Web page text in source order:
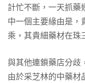
計忙不斷，一天抓藥
中一個主要緣由是，
乘，其貴細藥材在珠
與其他連鎖藥店分歧
由於采芝林的中藥材